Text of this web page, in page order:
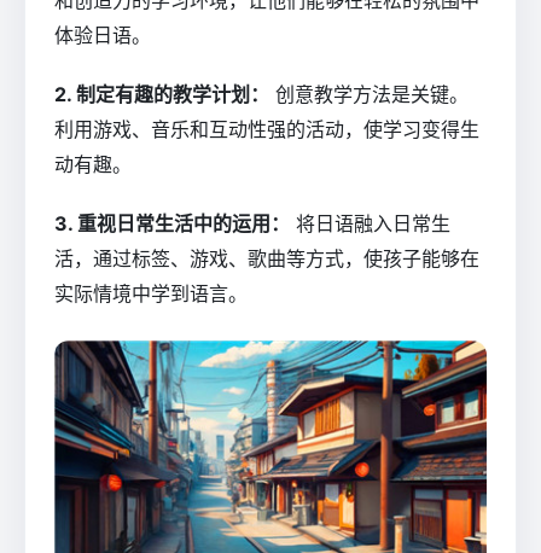
体验日语。
2. 制定有趣的教学计划：
创意教学方法是关键。
利用游戏、音乐和互动性强的活动，使学习变得生
动有趣。
3. 重视日常生活中的运用：
将日语融入日常生
活，通过标签、游戏、歌曲等方式，使孩子能够在
实际情境中学到语言。